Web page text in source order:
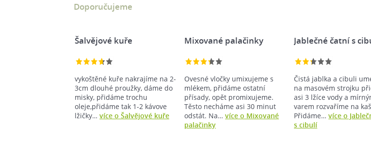
Doporučujeme
Šalvějové kuře
vykoštěné kuře nakrajíme na 2-
3cm dlouhé proužky, dáme do
misky, přidáme trochu
oleje,přidáme tak 1-2 kávove
lžičky… více o Šalvějové kuře
Mixované palačinky
Ovesné vločky umixujeme s
mlékem, přidáme ostatní
přísady, opět promixujeme.
Těsto necháme asi 30 minut
odstát. Na…více o Mixované
palačinky
Jablečné čatní s
Čistá jablka a cibuli
na masovém strojku
asi 3 lžíce vody a
varem rozvaříme na
Přidáme…více o
s cibulí